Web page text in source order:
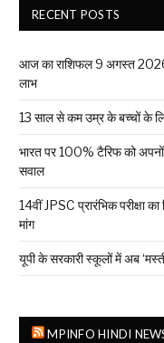
RECENT POSTS
आज का राशिफल 9 अगस्त
लाभ
13 साल से कम उम्र के बच्चों के
भारत पर 100% टैरिफ को
सवाल
14वीं JPSC प्रारंभिक परीक्षा का
मांग
यूपी के सरकारी स्कूलों में अब
MPINFO HINDI